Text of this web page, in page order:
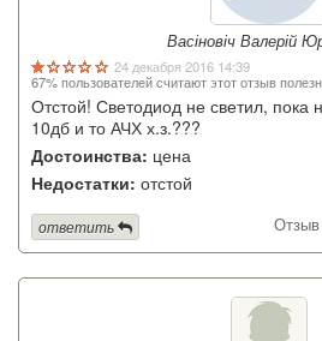
Васіновіч Валерій
24 декабря 2016 14:39
67% пользователей считают этот отзыв
Отстой! Светодиод не светил, пока
10дб и то АЧХ х.з.???
Достоинства: цена
Недостатки: отстой
Отзыв
ответить